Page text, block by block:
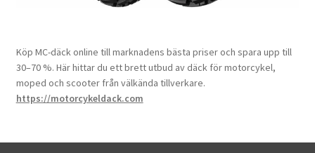
Köp MC-däck online till marknadens bästa priser och spara upp till
30–70 %. Här hittar du ett brett utbud av däck för motorcykel,
moped och scooter från välkända tillverkare.
https://motorcykeldack.com